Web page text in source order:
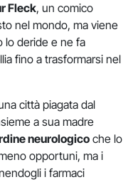
Fleck, un comico
nel mondo, ma viene
lo deride e ne fa
fino a trasformarsi nel
città piagata dal
a sua madre
neurologico che lo
opportuni, ma i
i farmaci